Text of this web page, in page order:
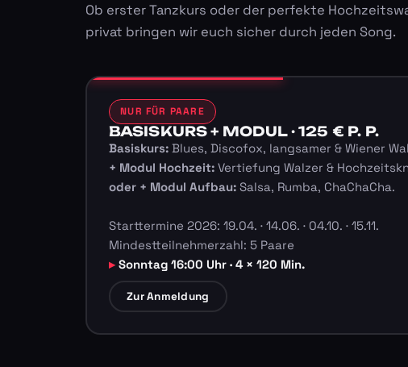
Ob erster Tanzkurs oder der perfekte
privat bringen wir euch sicher durch jeden Song.
NUR FÜR PAARE
BASISKURS + MODUL · 125 € P. P.
Basiskurs:Blues, Discofox, langsamer & Wiener
+ Modul Hochzeit:Vertiefung Walzer &
oder + Modul Aufbau:Salsa, Rumba, ChaChaCha.
Starttermine 2026: 19.04. · 14.06. · 04.10. · 15.11.
Mindestteilnehmerzahl: 5 Paare
Sonntag 16:00 Uhr · 4 × 120 Min.
Zur Anmeldung